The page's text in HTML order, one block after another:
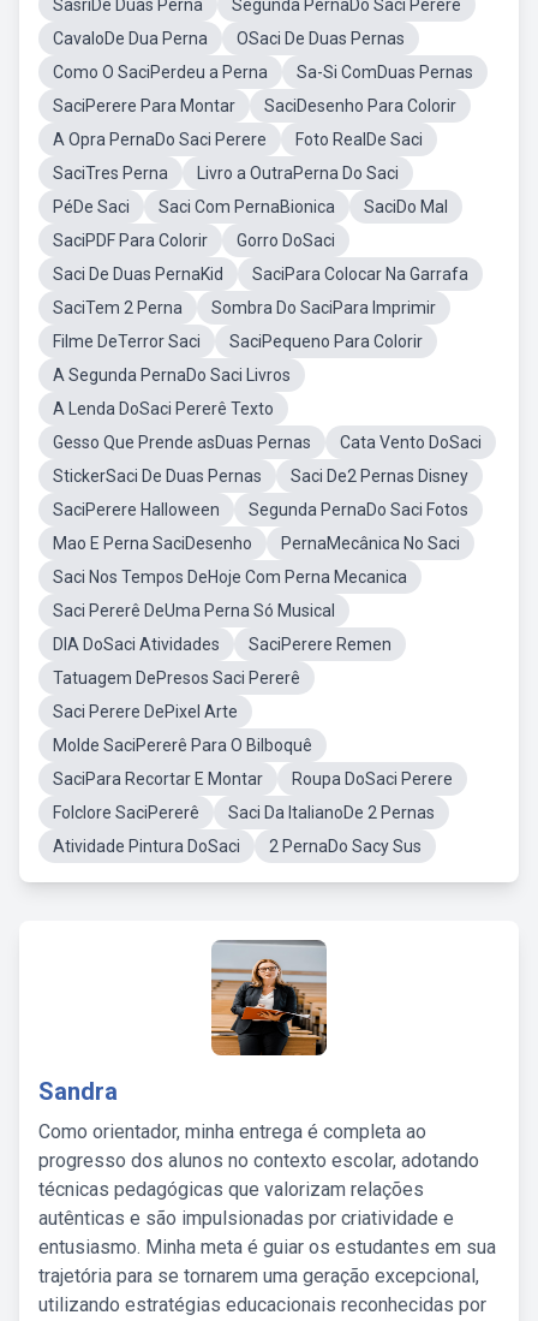
SasriDe Duas Perna
Segunda PernaDo Saci Perere
CavaloDe Dua Perna
OSaci De Duas Pernas
Como O SaciPerdeu a Perna
Sa-Si ComDuas Pernas
SaciPerere Para Montar
SaciDesenho Para Colorir
A Opra PernaDo Saci Perere
Foto RealDe Saci
SaciTres Perna
Livro a OutraPerna Do Saci
PéDe Saci
Saci Com PernaBionica
SaciDo Mal
SaciPDF Para Colorir
Gorro DoSaci
Saci De Duas PernaKid
SaciPara Colocar Na Garrafa
SaciTem 2 Perna
Sombra Do SaciPara Imprimir
Filme DeTerror Saci
SaciPequeno Para Colorir
A Segunda PernaDo Saci Livros
A Lenda DoSaci Pererê Texto
Gesso Que Prende asDuas Pernas
Cata Vento DoSaci
StickerSaci De Duas Pernas
Saci De2 Pernas Disney
SaciPerere Halloween
Segunda PernaDo Saci Fotos
Mao E Perna SaciDesenho
PernaMecânica No Saci
Saci Nos Tempos DeHoje Com Perna Mecanica
Saci Pererê DeUma Perna Só Musical
DIA DoSaci Atividades
SaciPerere Remen
Tatuagem DePresos Saci Pererê
Saci Perere DePixel Arte
Molde SaciPererê Para O Bilboquê
SaciPara Recortar E Montar
Roupa DoSaci Perere
Folclore SaciPererê
Saci Da ItalianoDe 2 Pernas
Atividade Pintura DoSaci
2 PernaDo Sacy Sus
Sandra
Como orientador, minha entrega é completa ao
progresso dos alunos no contexto escolar, adotando
técnicas pedagógicas que valorizam relações
autênticas e são impulsionadas por criatividade e
entusiasmo. Minha meta é guiar os estudantes em sua
trajetória para se tornarem uma geração excepcional,
utilizando estratégias educacionais reconhecidas por